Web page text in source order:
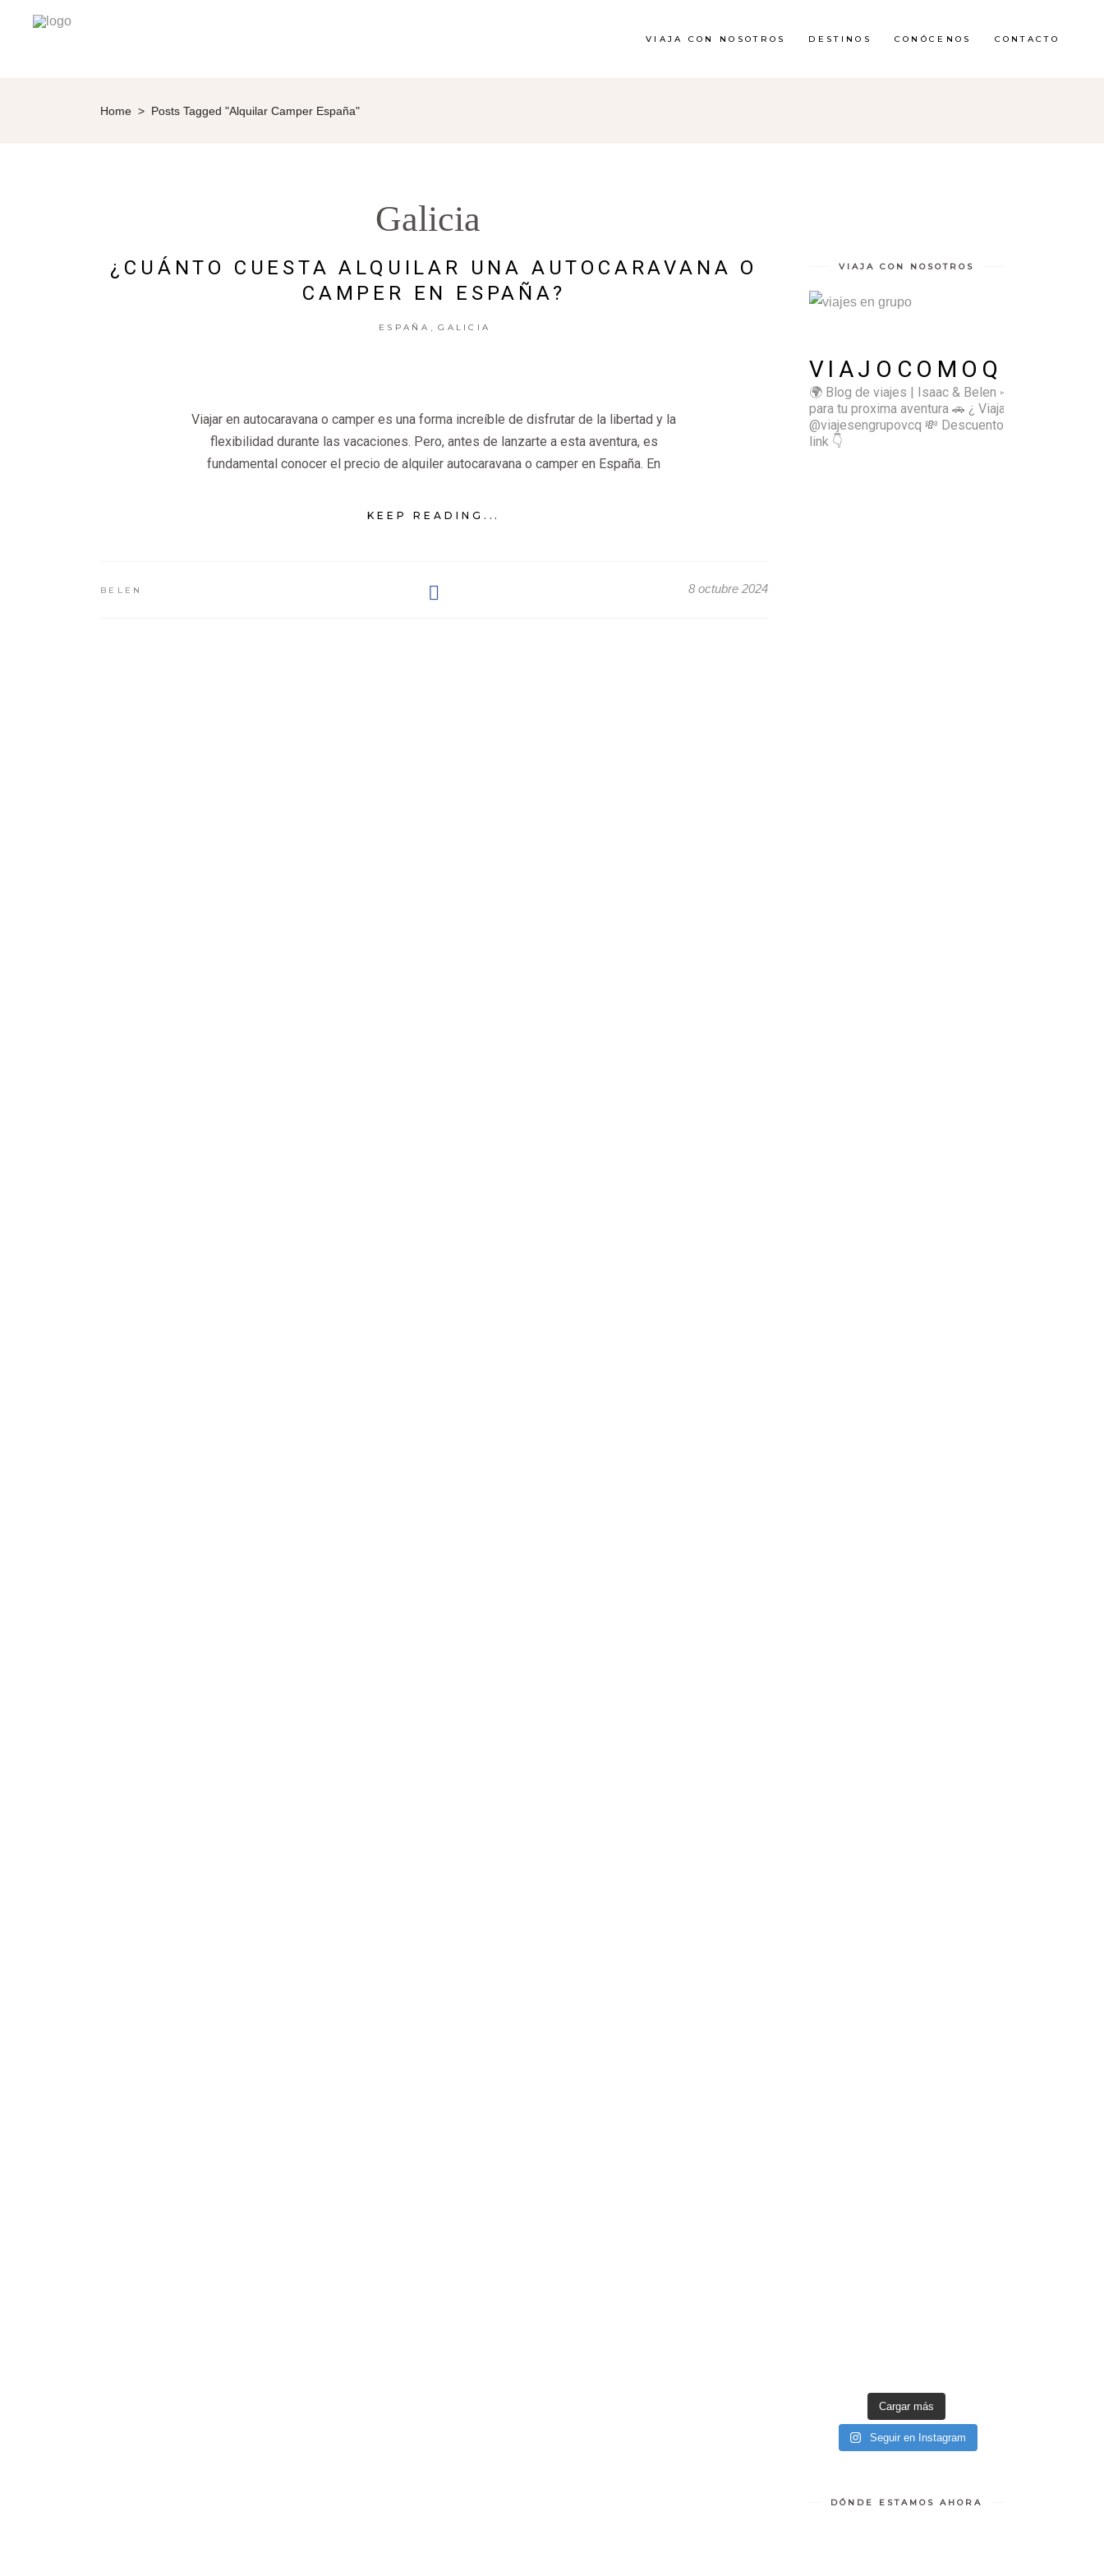
VIAJA CON NOSOTROS DESTINOS CONÓCENOS CONTACTO
Home > Posts Tagged "alquilar Camper España"
Galicia
¿CUÁNTO CUESTA ALQUILAR UNA AUTOCARAVANA O
CAMPER EN ESPAÑA?
ESPAÑA GALICIA
Viajar en autocaravana o camper es una forma increíble de disfrutar de la libertad y la
flexibilidad durante las vacaciones. Pero, antes de lanzarte a esta aventura, es
fundamental conocer el precio de alquiler autocaravana o camper en España. En
KEEP READING...
BELEN 8 octubre 2024
VIAJA CON NOSOTROS
VIAJOCOMOQUIERO
🌍 Blog de viajes | Isaac & Belen ✈️ Inspírate
para tu proxima aventura 🚗 ¿ Viajas sol@? 👉🏻
@viajesengrupovcq 💸 Descuentos y tips en el
link 👇
Cargar más
Seguir en Instagram
DÓNDE ESTAMOS AHORA